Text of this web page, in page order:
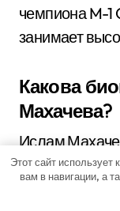
чемпиона M-1
занимает
Какова
Махачева?
Ислам
маленьком
искусствами
Этот сайт
вам в навигации, а